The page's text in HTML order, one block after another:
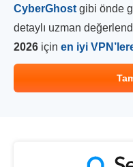
CyberGhost gibi önde
detaylı uzman
2026 için en iyi